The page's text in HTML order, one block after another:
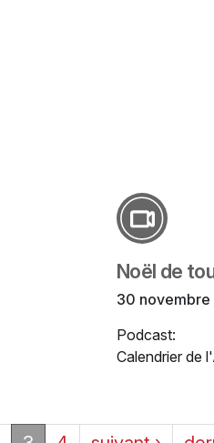
Noël de
30 novembre
Podcast:
Calendrier de